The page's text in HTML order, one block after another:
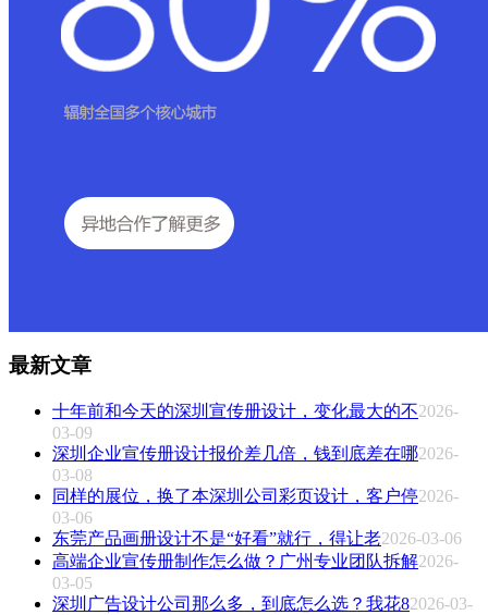
最新文章
十年前和今天的深圳宣传册设计，变化最大的不2026-
03-09
深圳企业宣传册设计报价差几倍，钱到底差在哪2026-
03-08
同样的展位，换了本深圳公司彩页设计，客户停2026-
03-06
东莞产品画册设计不是“好看”就行，得让老2026-03-06
高端企业宣传册制作怎么做？广州专业团队拆解2026-
03-05
深圳广告设计公司那么多，到底怎么选？我花82026-03-